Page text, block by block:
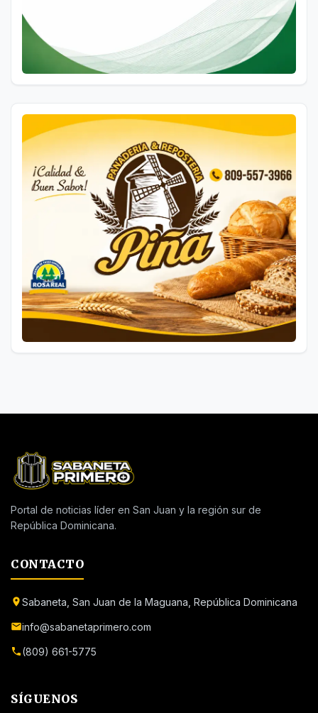
Portal de noticias líder en San Juan y la región sur de
República Dominicana.
CONTACTO
Sabaneta, San Juan de la Maguana, República Dominicana
info@sabanetaprimero.com
(809) 661-5775
SÍGUENOS